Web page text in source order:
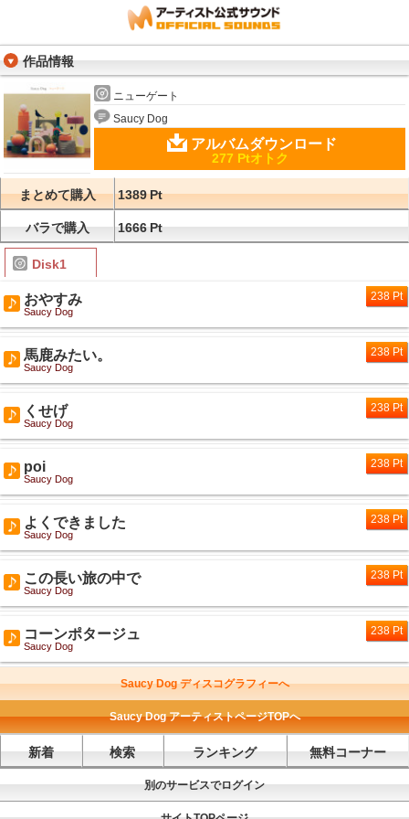
作品情報
ニューゲート
Saucy Dog
アルバムダウンロード
277 Ptオトク
まとめて購入 1389Pt
バラで購入 1666Pt
Disk1
おやすみ
Saucy Dog
238 Pt
馬鹿みたい。
Saucy Dog
238 Pt
くせげ
Saucy Dog
238 Pt
poi
Saucy Dog
238 Pt
よくできました
Saucy Dog
238 Pt
この長い旅の中で
Saucy Dog
238 Pt
コーンポタージュ
Saucy Dog
238 Pt
Saucy Dog ディスコグラフィーへ
Saucy Dog アーティストページTOPへ
新着 検索 ランキング 無料コーナー
別のサービスでログイン